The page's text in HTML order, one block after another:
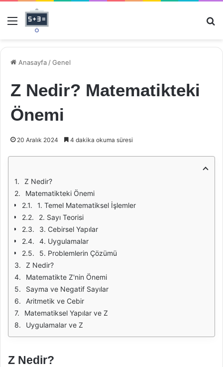
Menü
Anasayfa /Genel
Z Nedir? Matematikteki
Önemi
20 Aralık 2024 4 dakika okuma süresi
Z Nedir?
Matematikteki Önemi
1. Temel Matematiksel İşlemler
2. Sayı Teorisi
3. Cebirsel Yapılar
4. Uygulamalar
5. Problemlerin Çözümü
Z Nedir?
Matematikte Z'nin Önemi
Sayma ve Negatif Sayılar
Aritmetik ve Cebir
Matematiksel Yapılar ve Z
Uygulamalar ve Z
Z Nedir?